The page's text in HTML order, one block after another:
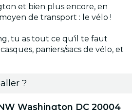
et bien plus encore, en
de transport : le vélo !
tu as tout ce qu'il te faut
paniers/sacs de vélo, et
?
Washington DC 20004